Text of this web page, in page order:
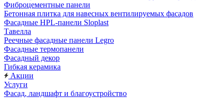
Фиброцементные панели
Бетонная плитка для навесных вентилируемых фасадов
Фасадные HPL-панели Sloplast
Тавелла
Реечные фасадные панели Legro
Фасадные термопанели
Фасадный декор
Гибкая керамика
Акции
Услуги
Фасад, ландшафт и благоустройство